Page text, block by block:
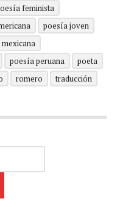
feminista
poesía joven
poesía peruana
poeta
romero traducción